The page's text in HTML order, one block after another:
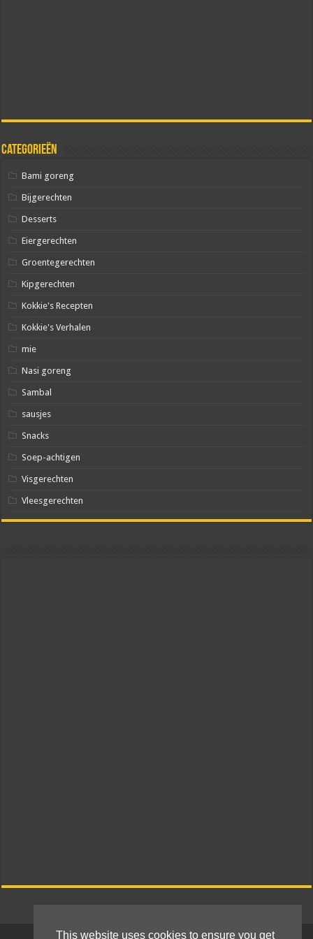
Categorieën
Bami goreng
Bijgerechten
Desserts
Eiergerechten
Groentegerechten
Kipgerechten
Kokkie's Recepten
Kokkie's Verhalen
mie
Nasi goreng
Sambal
sausjes
Snacks
Soep-achtigen
Visgerechten
Vleesgerechten
This website uses cookies to ensure you get